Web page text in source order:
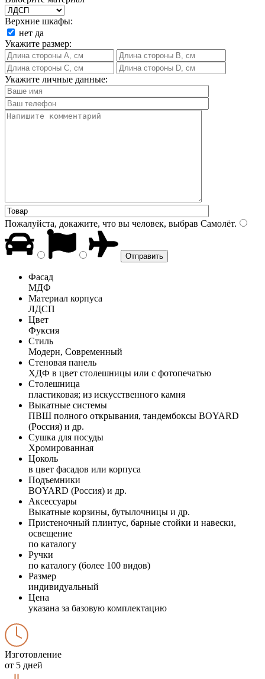
Верхние шкафы:
нет да
Укажите размер:
Укажите личные данные:
Пожалуйста, докажите, что вы человек, выбрав Самолёт.
Фасад
МДФ
Материал корпуса
ЛДСП
Цвет
Фуксия
Стиль
Модерн, Современный
Стеновая панель
ХДФ в цвет столешницы или с фотопечатью
Столешница
пластиковая; из искусственного камня
Выкатные системы
ПВШ полного открывания, тандембоксы BOYARD
(Россия) и др.
Сушка для посуды
Хромированная
Цоколь
в цвет фасадов или корпуса
Подъемники
BOYARD (Россия) и др.
Аксессуары
Выкатные корзины, бутылочницы и др.
Пристеночный плинтус, барные стойки и навески,
освещение
по каталогу
Ручки
по каталогу (более 100 видов)
Размер
индивидуальный
Цена
указана за базовую комплектацию
Изготовление
от 5 дней